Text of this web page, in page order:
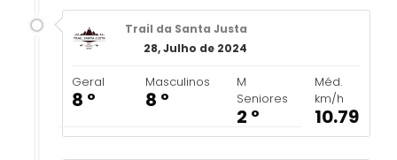
Trail da Santa Justa
28, Julho de 2024
Geral
8 º
Masculinos
8 º
M
Seniores
2 º
Méd.
km/h
10.79